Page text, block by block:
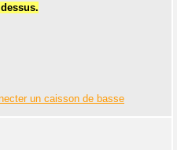
un caisson de basse